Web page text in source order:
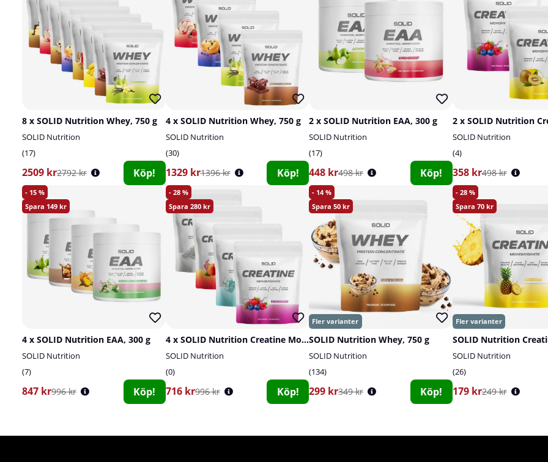
8 x SOLID Nutrition Whey, 750 g
SOLID Nutrition
17
2509 kr2792 kr Köp!
4 x SOLID Nutrition Whey, 750 g
SOLID Nutrition
30
1329 kr1396 kr Köp!
2 x SOLID Nutrition EAA, 300 g
SOLID Nutrition
17
448 kr498 kr Köp!
SOLID Nutrition
4
358 kr498 kr
15
149
4 x SOLID Nutrition EAA, 300 g
SOLID Nutrition
7
847 kr996 kr Köp!
28
280
4 x SOLID Nutrition Creatine Monohydrate, 400 g
SOLID Nutrition
0
716 kr996 kr Köp!
14
50
SOLID Nutrition Whey, 750 g
SOLID Nutrition
134
299 kr349 kr Köp!
28
70
SOLID Nutrition
26
179 kr249 kr